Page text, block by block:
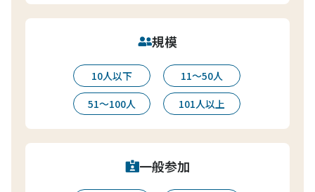
規模
10人以下
11〜50人
51〜100人
101人以上
一般参加